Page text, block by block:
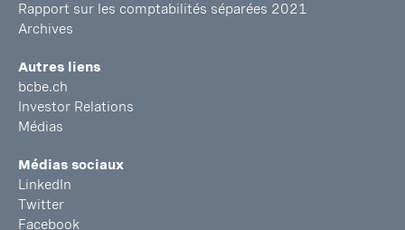
Rapport sur les comptabilités séparées 2021
Archives
Autres liens
bcbe.ch
Investor Relations
Médias
Médias sociaux
LinkedIn
Twitter
Facebook